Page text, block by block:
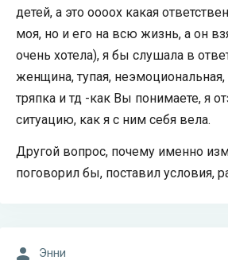
детей, а это оооох какая
моя, но и его на всю жизнь, а он
очень хотела), я бы слушала в
женщина, тупая,
тряпка и тд -как Вы понимаете, я
ситуацию, как я с ним себя вела.
Другой вопрос, почему именно
поговорил бы, поставил условия,
Энни